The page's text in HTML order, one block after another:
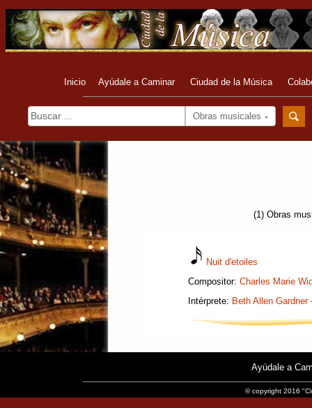
Inicio Ayúdale a Caminar Ciudad de la Música
Obras musicales
(1) Obras
Nuit d'etoiles
Compositor: Charles Marie
Intérprete: Beth Allen Gardner
Ayúdale a
© copyright 2016